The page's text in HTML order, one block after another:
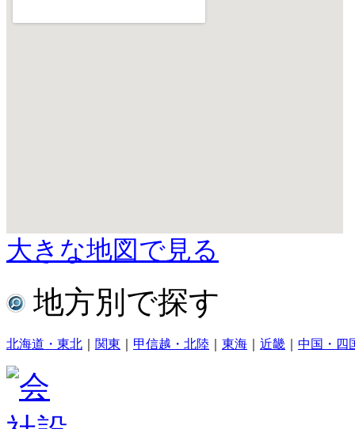
大きな地図で見る
地方別で探す
北海道・東北 関東 甲信越・北陸 東海 近畿 中国・四